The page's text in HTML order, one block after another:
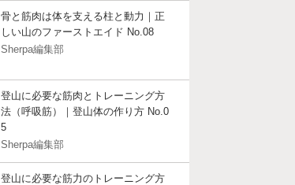
骨と筋肉は体を支える柱と動力｜正
しい山のファーストエイド No.08
Sherpa編集部
登山に必要な筋肉とトレーニング方
法（呼吸筋）｜登山体の作り方 No.0
5
Sherpa編集部
登山に必要な筋力のトレーニング方